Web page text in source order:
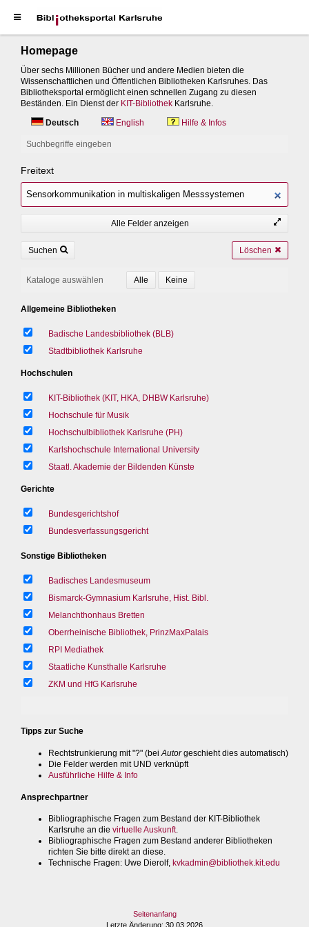
Homepage
Über sechs Millionen Bücher und andere Medien bieten die
Wissenschaftlichen und Öffentlichen Bibliotheken Karlsruhes. Das
Bibliotheksportal ermöglicht einen schnellen Zugang zu diesen
Beständen. Ein Dienst der KIT-Bibliothek Karlsruhe.
Deutsch
English Hilfe & Infos
Suchbegriffe eingeben
Freitext
Alle Felder anzeigen
Suchen Löschen
Kataloge auswählen
Allgemeine Bibliotheken
Badische Landesbibliothek (BLB)
Stadtbibliothek Karlsruhe
Hochschulen
KIT-Bibliothek (KIT, HKA, DHBW Karlsruhe)
Hochschule für Musik
Hochschulbibliothek Karlsruhe (PH)
Karlshochschule International University
Staatl. Akademie der Bildenden Künste
Gerichte
Bundesgerichtshof
Bundesverfassungsgericht
Sonstige Bibliotheken
Badisches Landesmuseum
Bismarck-Gymnasium Karlsruhe, Hist. Bibl.
Melanchthonhaus Bretten
Oberrheinische Bibliothek, PrinzMaxPalais
RPI Mediathek
Staatliche Kunsthalle Karlsruhe
ZKM und HfG Karlsruhe
Tipps zur Suche
Rechtstrunkierung mit "?" (bei Autorgeschieht dies automatisch)
Die Felder werden mit UND verknüpft
Ausführliche Hilfe & Info
Ansprechpartner
Bibliographische Fragen zum Bestand der KIT-Bibliothek
Karlsruhe an die virtuelle Auskunft.
Bibliographische Fragen zum Bestand anderer Bibliotheken
richten Sie bitte direkt an diese.
Technische Fragen: Uwe Dierolf, kvkadmin@bibliothek.kit.edu
Seitenanfang
Letzte Änderung: 30.03.2026